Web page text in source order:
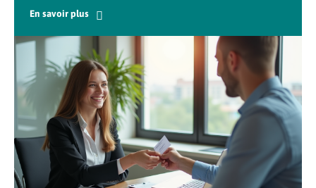
En savoir plus